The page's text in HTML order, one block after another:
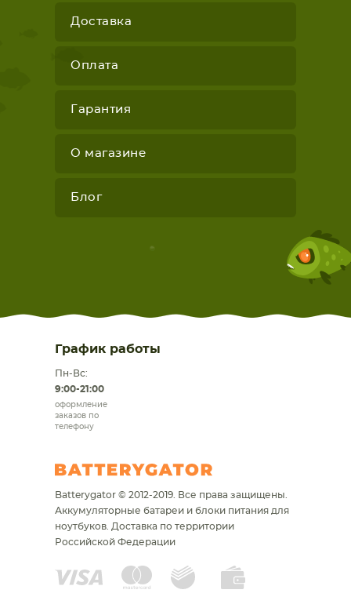
Доставка
Оплата
Гарантия
О магазине
Блог
График работы
Пн-Вс:
9:00-21:00
оформление
заказов по
телефону
Batterygator © 2012-2019. Все права защищены.
Аккумуляторные батареи и блоки питания для
ноутбуков. Доставка по территории
Российской Федерации